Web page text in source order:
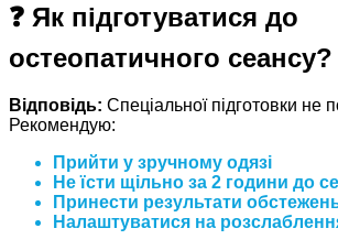
❓ Як підготуватися до
остеопатичного сеансу?
Відповідь: Спеціальної підготовки не
Рекомендую:
Прийти у зручному одязі
Не їсти щільно за 2 години до
Принести результати
Налаштуватися на